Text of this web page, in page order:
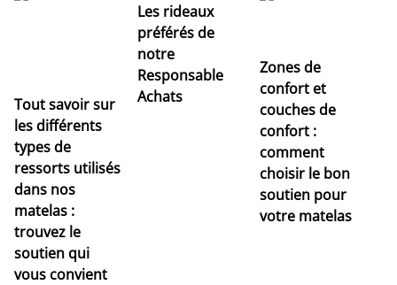
Tout savoir sur
les différents
types de
ressorts utilisés
dans nos
matelas :
trouvez le
soutien qui
vous convient
Les rideaux
préférés de
notre
Responsable
Achats
Zones de
confort et
couches de
confort :
comment
choisir le bon
soutien pour
votre matelas